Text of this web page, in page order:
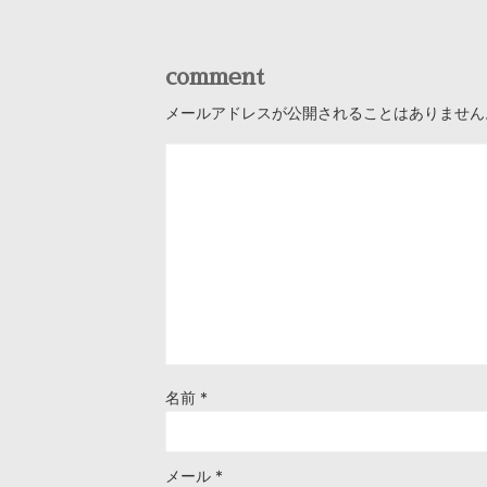
comment
メールアドレスが公開されることはありませ
名前 *
メール *